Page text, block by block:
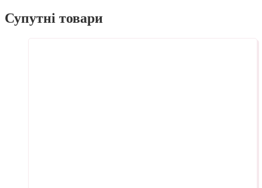
Супутні товари